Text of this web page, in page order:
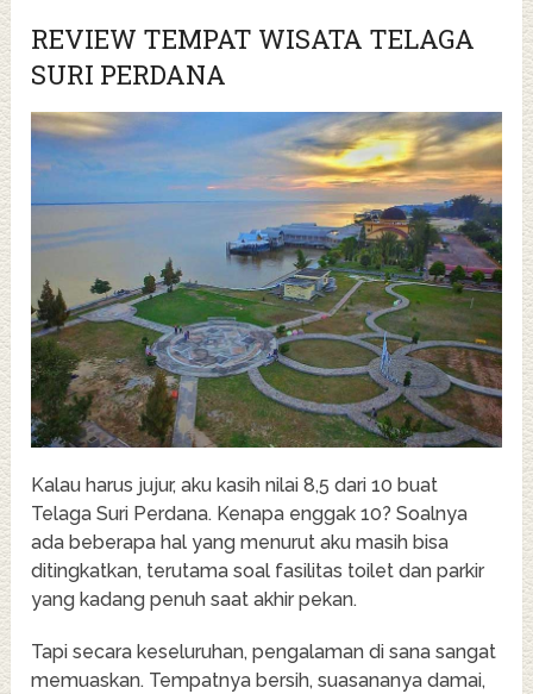
REVIEW TEMPAT WISATA TELAGA
SURI PERDANA
Kalau harus jujur, aku kasih nilai 8,5 dari 10 buat
Telaga Suri Perdana. Kenapa enggak 10? Soalnya
ada beberapa hal yang menurut aku masih bisa
ditingkatkan, terutama soal fasilitas toilet dan parkir
yang kadang penuh saat akhir pekan.
Tapi secara keseluruhan, pengalaman di sana sangat
memuaskan. Tempatnya bersih, suasananya damai,